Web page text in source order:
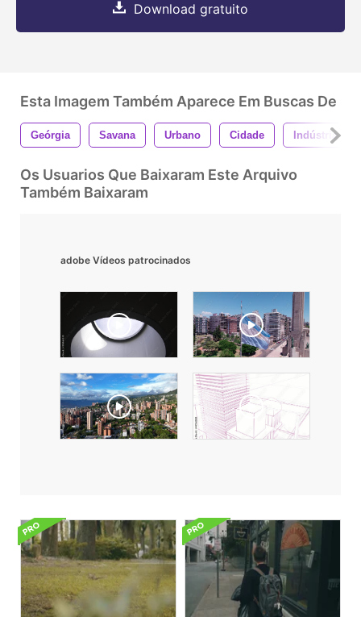
Download gratuito
Esta Imagem Também Aparece Em Buscas De
Geórgia Savana Urbano Cidade Indústria
Os Usuarios Que Baixaram Este Arquivo
Também Baixaram
adobe Vídeos patrocinados